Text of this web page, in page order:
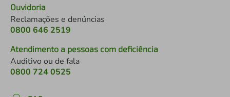
Ouvidoria
Reclamações e denúncias
0800 646 2519
Atendimento a pessoas com deficiência
Auditivo ou de fala
0800 724 0525